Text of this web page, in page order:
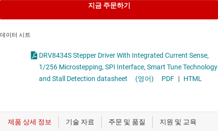
지금 주문하기
데이터 시트
DRV8434S Stepper Driver With Integrated Current Sense,
1/256 Microstepping, SPI Interface, Smart Tune Technology
and Stall Detection datasheet
(영어) PDF | HTML